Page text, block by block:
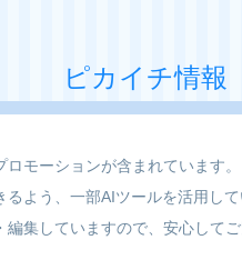
ピカイチ情報
ロモーションが含まれています
るよう、一部AIツールを活用し
編集していますので、安心してご